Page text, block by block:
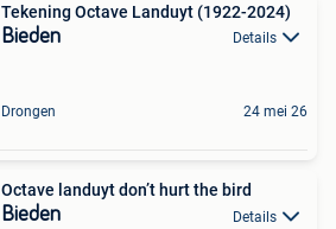
Tekening Octave Landuyt (1922-2024)
Bieden Details
Drongen 24 mei 26
Octave landuyt don’t hurt the bird
Bieden Details